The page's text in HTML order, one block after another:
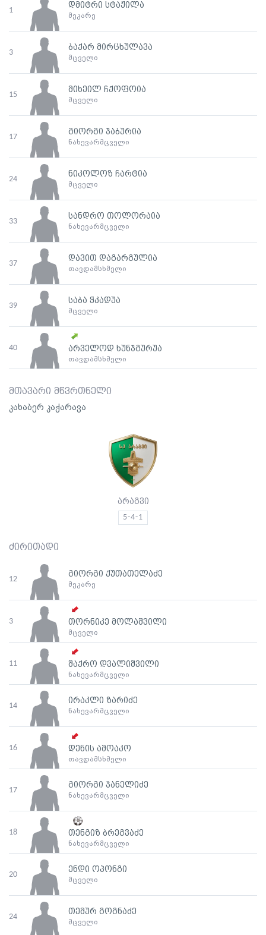
1
დმიტრი სტაჟილა
მეკარე
3
ბაქარ მირცხულავა
მცველი
15
მიხეილ ჩქოფოია
მცველი
17
გიორგი ჯაბურია
ნახევარმცველი
24
ნიკოლოზ ჩარტია
მცველი
33
სანდრო თოლორაია
ნახევარმცველი
37
დავით დაგარგულია
თავდამსხმელი
39
საბა ჭკადუა
მცველი
40 არველოდ ხუნჯგურუა
თავდამსხმელი
მთავარი მწვრთნელი
კახაბერ კაჭარავა
არაგვი
5-4-1
ძირითადი
12
გიორგი ქუთათელაძე
მეკარე
3 თორნიკე მოლაშვილი
მცველი
11 შაქრო დვალიშვილი
ნახევარმცველი
14
ირაკლი ზარიძე
ნახევარმცველი
16 დენის ამოაკო
თავდამსხმელი
17
გიორგი ჯანელიძე
ნახევარმცველი
18 თენგიზ ბრეგვაძე
ნახევარმცველი
20
ენდი ოპონგი
მცველი
24
თემურ გოგნაძე
მცველი